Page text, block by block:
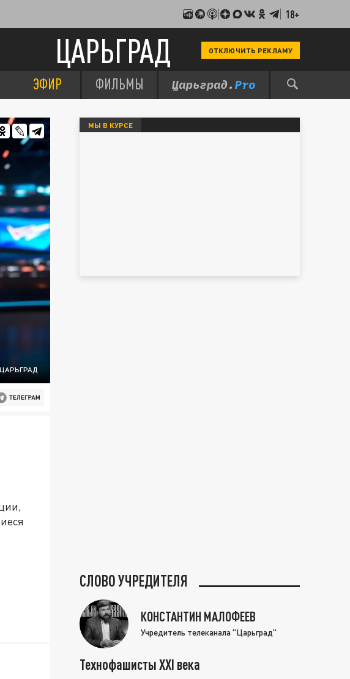
18+
ЦАРЬГРАД ОТКЛЮЧИТЬ РЕКЛАМУ
ЭФИР ФИЛЬМЫ
МЫ В КУРСЕ
СЛОВО УЧРЕДИТЕЛЯ
КОНСТАНТИН МАЛОФЕЕВ
Учредитель телеканала "Царьград"
Технофашисты XXI века